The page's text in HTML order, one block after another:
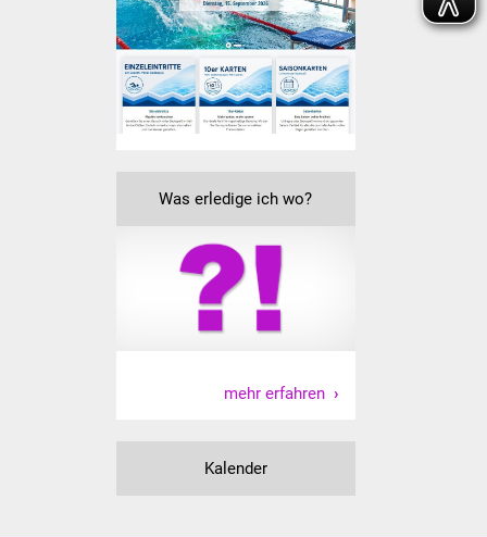
Vereine und Parteien
Selbsteintrag Vereine
Sportanlagen
Tourismus
Erlebnisregion
Industriekultur
Was erledige ich wo?
mehr erfahren
Kalender